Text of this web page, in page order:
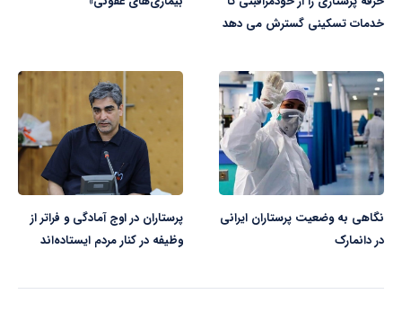
خدمات تسکینی گسترش می دهد
نگاهی به وضعیت پرستاران ایرانی
در دانمارک
پرستاران در اوج آمادگی و فراتر از
وظیفه در کنار مردم ایستاده‌اند